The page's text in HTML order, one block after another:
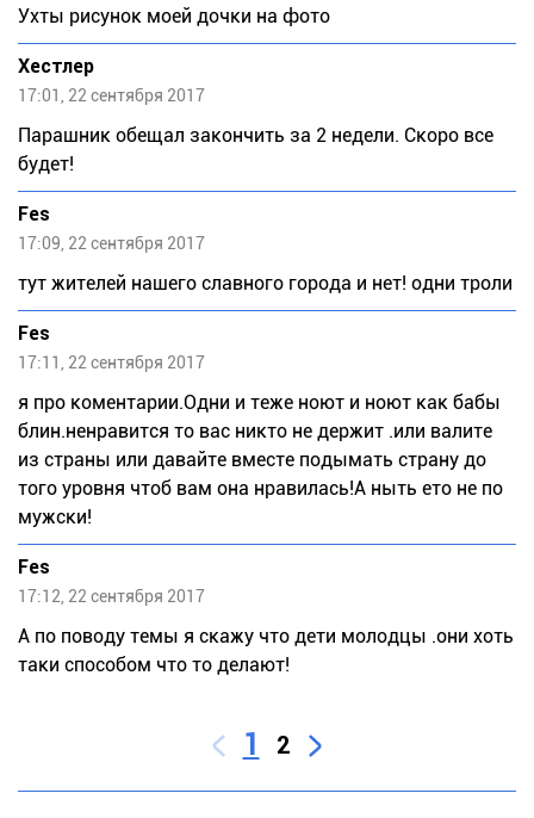
Ухты рисунок моей дочки на фото
Хестлер
17:01, 22 сентября 2017
Парашник обещал закончить за 2 недели. Скоро все
будет!
Fes
17:09, 22 сентября 2017
тут жителей нашего славного города и нет! одни троли
Fes
17:11, 22 сентября 2017
я про коментарии.Одни и теже ноют и ноют как бабы
блин.ненравится то вас никто не держит .или валите
из страны или давайте вместе подымать страну до
того уровня чтоб вам она нравилась!А ныть ето не по
мужски!
Fes
17:12, 22 сентября 2017
А по поводу темы я скажу что дети молодцы .они хоть
таки способом что то делают!
1 2